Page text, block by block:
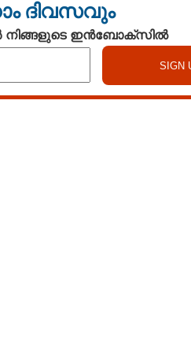
ദിവസവും
നിങ്ങളുടെ ഇൻബോക്സിൽ